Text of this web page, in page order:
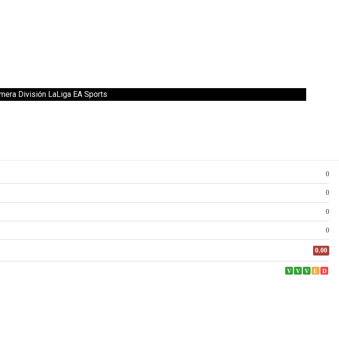
División LaLiga EA Sports